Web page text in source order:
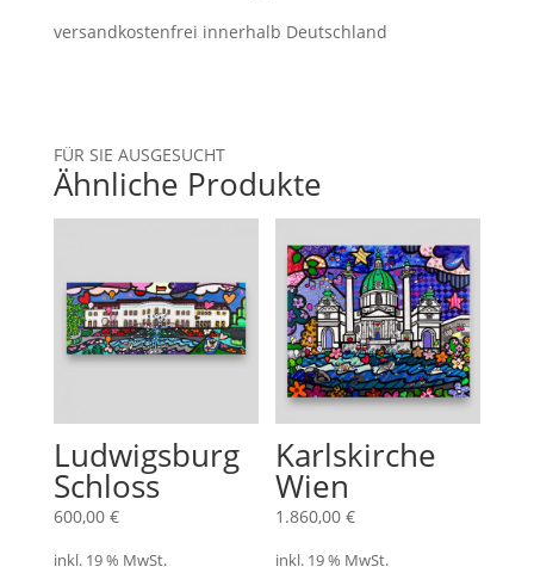
versandkostenfrei innerhalb Deutschland
FÜR SIE AUSGESUCHT
Ähnliche Produkte
Ludwigsburg
Schloss
600,00 €
inkl. 19 % MwSt.
Karlskirche
Wien
1.860,00€
inkl. 19 % MwSt.